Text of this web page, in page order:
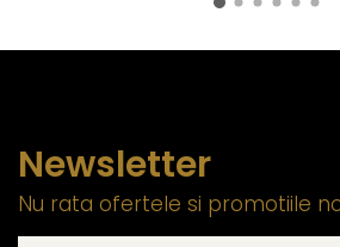
Newsletter
Nu rata ofertele si promotiile